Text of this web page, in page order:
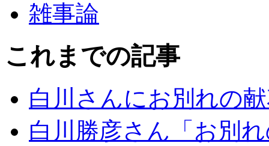
雑事論
これまでの記事
白川さんにお別れの
白川勝彦さん「お別